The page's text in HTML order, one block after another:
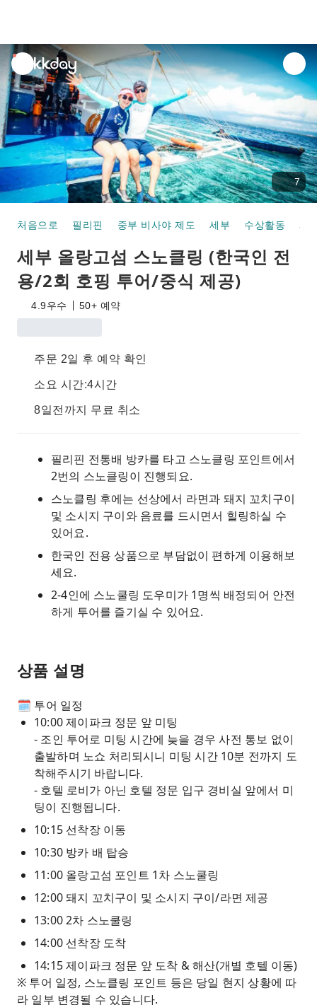
unread
notifications
7
처음으로 필리핀 중부 비사야 제도 세부 수상활동
세부 올랑고섬 스노클링 (한국인 전
용/2회 호핑 투어/중식 제공)
4.9우수 50+ 예약
주문 2일 후 예약 확인
소요 시간:4시간
8일전까지 무료 취소
필리핀 전통배 방카를 타고 스노클링 포인트에서
2번의 스노클링이 진행되요.
스노클링 후에는 선상에서 라면과 돼지 꼬치구이
및 소시지 구이와 음료를 드시면서 힐링하실 수
있어요.
한국인 전용 상품으로 부담없이 편하게 이용해보
세요.
2-4인에 스노쿨링 도우미가 1명씩 배정되어 안전
하게 투어를 즐기실 수 있어요.
상품 설명
🗓️ 투어 일정
10:00 제이파크 정문 앞 미팅
- 조인 투어로 미팅 시간에 늦을 경우 사전 통보 없이
출발하며 노쇼 처리되시니 미팅 시간 10분 전까지 도
착해주시기 바랍니다.
- 호텔 로비가 아닌 호텔 정문 입구 경비실 앞에서 미
팅이 진행됩니다.
10:15 선착장 이동
10:30 방카 배 탑승
11:00 올랑고섬 포인트 1차 스노쿨링
12:00 돼지 꼬치구이 및 소시지 구이/라면 제공
13:00 2차 스노쿨링
14:00 선착장 도착
14:15 제이파크 정문 앞 도착 & 해산(개별 호텔 이동)
※ 투어 일정, 스노클링 포인트 등은 당일 현지 상황에 따
라 일부 변경될 수 있습니다.